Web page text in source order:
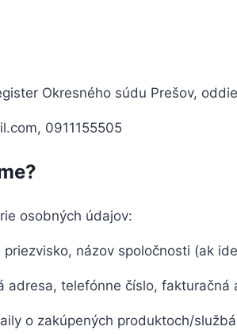
Okresného súdu Prešov,
0911155505
osobných údajov:
priezvisko, názov spoločnosti (ak
adresa, telefónne číslo, fakturačná
o zakúpených produktoch/